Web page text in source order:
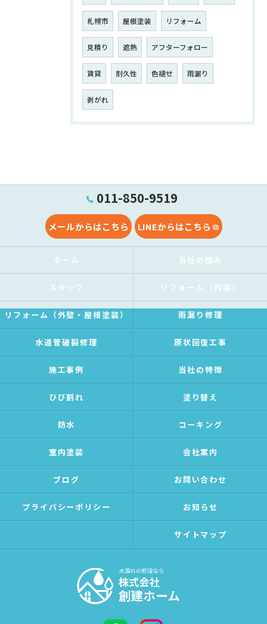
札幌市 屋根塗装 リフォーム
見積り 遮熱 アフターフォロー
賃貸 耐久性 色褪せ 雨漏り
剥がれ
011-850-9519
メールからはこちら LINEからはこちら
ホーム 当社の強み
スタッフ リフォーム（内装）
リフォーム（外壁・屋根塗装） 雨漏り修理
水道管破裂修理 原状回復工事
施工事例 当社の特徴
ひび割れ 塗り替え
防水 コーキング
室内塗装 会社案内
ブログ お問い合わせ
プライバシーポリシー お知らせ
サイトマップ